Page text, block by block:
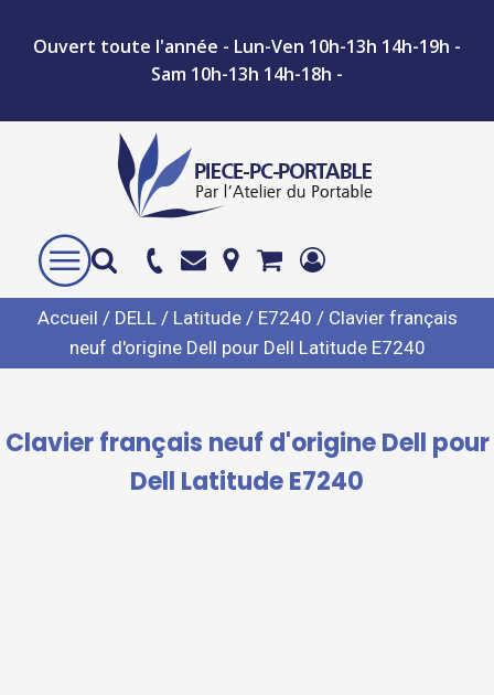
Ouvert toute l'année - Lun-Ven 10h-13h 14h-19h -
Sam 10h-13h 14h-18h -
Accueil / DELL/ Latitude/ E7240 / Clavier français
neuf d'origine Dell pour Dell Latitude E7240
Clavier français neuf d'origine Dell pour
Dell Latitude E7240